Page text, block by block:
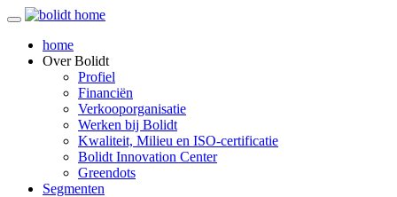
home
OverBolidt
Profiel
Financiën
Verkooporganisatie
Werken bij Bolidt
Kwaliteit, Milieu en ISO-certificatie
Bolidt Innovation Center
Greendots
Segmenten